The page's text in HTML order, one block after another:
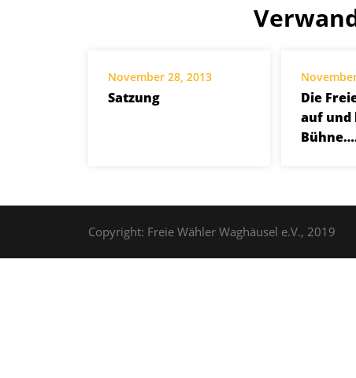
November 28, 2013
Satzung
Die
auf und
Copyright: Freie Wähler Waghäusel e.V., 2019